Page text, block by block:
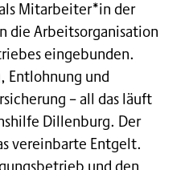
Mitarbeiter*in der
die Arbeitsorganisation
eingebunden.
Entlohnung und
– all das läuft
Dillenburg. Der
vereinbarte Entgelt.